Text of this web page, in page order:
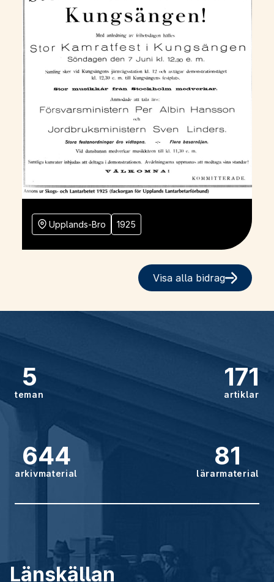
Upplands-Bro 1925
Visa alla bidrag
5
teman
171
artiklar
644
arkivmaterial
81
lärarmaterial
Länskällan